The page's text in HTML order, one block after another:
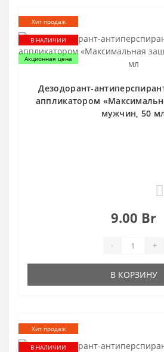
Хит продаж
В НАЛИЧИИ
Акционная цена
Дезодорант-
аппликатором
мужчин, 50
9.00 Br
- +
В КОРЗИНУ
Хит продаж
В НАЛИЧИИ